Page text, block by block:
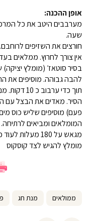
אופן ההכנה:
מערבבים היטב את כל
שעה.
חורצים את השזיפים
אין צורך לחרוץ. ממלאים
בסיר סוטאז׳ (מומלץ
להבה גבוהה. מוסיפים את
תוך כדי
פעם) מוסיפים שליש כוס
המומלאים ומביאים
מגאש על 180 מעלות לעוד כ 50 דקות.
מומלץ להגיש לצד קוסקוס
ממולאים מנת חג